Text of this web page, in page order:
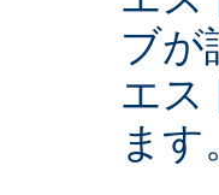
ブが
エス
ます